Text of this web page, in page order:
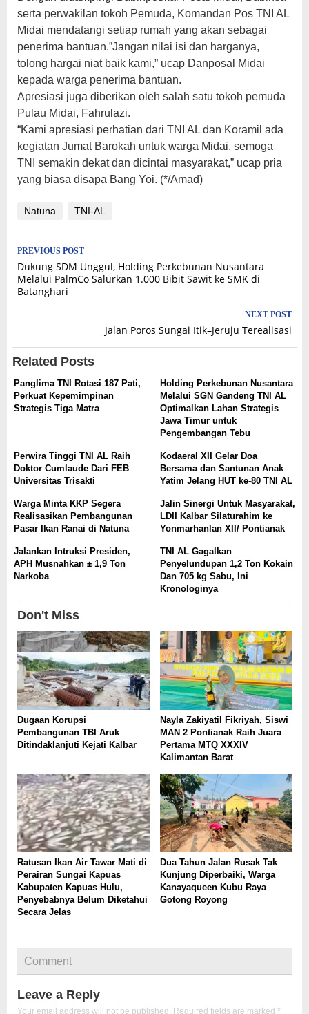
serta perwakilan tokoh Pemuda, Komandan Pos TNI AL
Midai mendatangi setiap rumah yang akan sebagai
penerima bantuan.”Jangan nilai isi dan harganya,
tolong hargai niat baik kami,” ucap Danposal Midai
kepada warga penerima bantuan.
Apresiasi juga diberikan oleh salah satu tokoh pemuda
Pulau Midai, Fahrulazi.
“Kami apresiasi perhatian dari TNI AL dan Koramil ada
kegiatan Jumat Barokah untuk warga Midai, semoga
TNI semakin dekat dan dicintai masyarakat,” ucap pria
yang biasa disapa Bang Yoi. (*/Amad)
Natuna TNI-AL
Post
navigation
PREVIOUS POST
Dukung SDM Unggul, Holding Perkebunan Nusantara
Melalui PalmCo Salurkan 1.000 Bibit Sawit ke SMK di
Batanghari
NEXT POST
Jalan Poros Sungai Itik–Jeruju Terealisasi
Related Posts
Panglima TNI Rotasi 187 Pati,
Perkuat Kepemimpinan
Strategis Tiga Matra
Holding Perkebunan Nusantara
Melalui SGN Gandeng TNI AL
Optimalkan Lahan Strategis
Jawa Timur untuk
Pengembangan Tebu
Perwira Tinggi TNI AL Raih
Doktor Cumlaude Dari FEB
Universitas Trisakti
Kodaeral XII Gelar Doa
Bersama dan Santunan Anak
Yatim Jelang HUT ke-80 TNI AL
Warga Minta KKP Segera
Realisasikan Pembangunan
Pasar Ikan Ranai di Natuna
Jalin Sinergi Untuk Masyarakat,
LDII Kalbar Silaturahim ke
Yonmarhanlan XII/ Pontianak
Jalankan Intruksi Presiden,
APH Musnahkan ± 1,9 Ton
Narkoba
TNI AL Gagalkan
Penyelundupan 1,2 Ton Kokain
Dan 705 kg Sabu, Ini
Kronologinya
Don't Miss
Dugaan Korupsi
Pembangunan TBI Aruk
Ditindaklanjuti Kejati Kalbar
Nayla Zakiyatil Fikriyah, Siswi
MAN 2 Pontianak Raih Juara
Pertama MTQ XXXIV
Kalimantan Barat
Ratusan Ikan Air Tawar Mati di
Perairan Sungai Kapuas
Kabupaten Kapuas Hulu,
Penyebabnya Belum Diketahui
Secara Jelas
Dua Tahun Jalan Rusak Tak
Kunjung Diperbaiki, Warga
Kanayaqueen Kubu Raya
Gotong Royong
Comment
Leave a Reply
Your email address will not be published. Required fields are marked *